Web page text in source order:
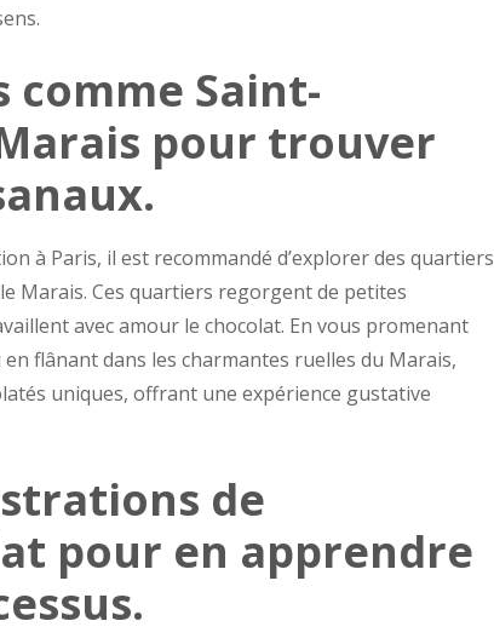
comme Saint-
pour trouver
à Paris, il est recommandé d’explorer des quartiers
Marais. Ces quartiers regorgent de petites
avec amour le chocolat. En vous promenant
flânant dans les charmantes ruelles du Marais,
uniques, offrant une expérience gustative
de
pour en apprendre